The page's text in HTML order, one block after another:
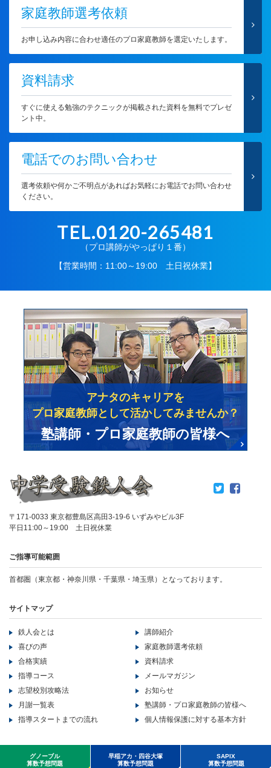
家庭教師選考依頼
お申し込み内容に合わせ適任のプロ家庭教師を選定いたします。
資料請求
すぐに使える勉強のテクニックが掲載された資料を無料でプレゼ
ント中。
電話でのお問い合わせ
選考依頼や何かご不明点があればお気軽にお電話でお問い合わせ
ください。
TEL.0120-265481
（プロ講師がやっぱり１番）
【営業時間：11:00～19:00 土日祝休業】
〒171-0033 東京都豊島区高田3-19-6 いずみやビル3F
平日11:00～19:00 土日祝休業
ご指導可能範囲
首都圏（東京都・神奈川県・千葉県・埼玉県）となっております。
サイトマップ
鉄人会とは
喜びの声
合格実績
指導コース
志望校別攻略法
月謝一覧表
指導スタートまでの流れ
講師紹介
家庭教師選考依頼
資料請求
メールマガジン
お知らせ
塾講師・プロ家庭教師の皆様へ
個人情報保護に対する基本方針
アナタのキャリアを
プロ家庭教師として活かしてみませんか？
塾講師・プロ家庭教師の皆様へ
Copyright ©LB corporation All Rights Reserved..